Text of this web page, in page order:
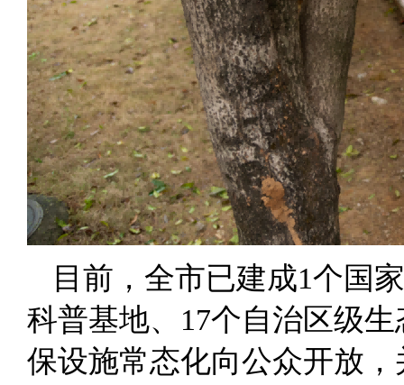
目前，全市已建成1个国
科普基地、17个自治区级
保设施常态化向公众开放